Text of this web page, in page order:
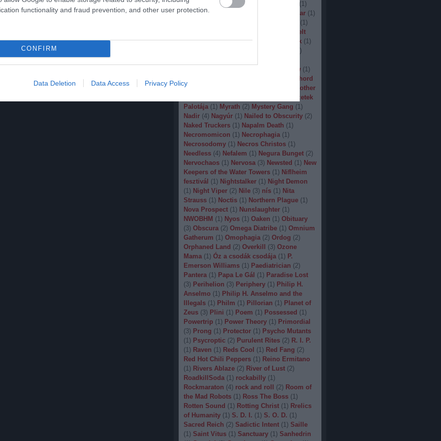
functionality and fraud prevention, and other user protection.
CONFIRM
Data Deletion Data Access Privacy Policy
Malignancy
( Man.Machine.Industry (1)
Manegarm
Manowar (1)
(1)
Melt
Banana (1) Mercyful Fate Merrimack (1)
)
Moonsorrow (1)
Morhord
(1
Mother
Művészetek
Palotája (1) Myrath (2) Mystery Gang (1)
Nadir (4) Nagyúr (1) Nailed to Obscurity (2)
Naked Truckers (1) Napalm Death (1)
Necromomicon (1) Necrophagia (1)
Necrosodomy (1) Necros Christos (1)
Needless (4) Nefalem (1) Negura Bunget (2)
Nervochaos (1) Nervosa (3) Newsted (1) New
Keepers of the Water Towers (1) Niflheim
fesztivál (1) Nightstalker (1) Night Demon
(1) Night Viper (2) Nile (3) nís (1) Nita
Strauss (1) Noctis (1) Northern Plague (1)
Nova Prospect (1) Nunslaughter (1)
NWOBHM (1) Nyos (1) Oaken (1) Obituary
(3) Obscura (2) Omega Diatribe (1) Omnium
Gatherum (1) Omophagia (2) Ordog (2)
Orphaned Land (2) Overkill (3) Ozone
Mama (1) Óz a csodák csodája (1) P.
Emerson Williams (1) Paediatrician (2)
Pantera (1) Papa Le Gál (1) Paradise Lost
(3) Perihelion (3) Periphery (1) Philip H.
Anselmo (1) Philip H. Anselmo and the
Illegals (1) Philm (1) Pillorian (1) Planet of
Zeus (3) Plini (1) Poem (1) Possessed (1)
Powertrip (1) Power Theory (1) Primordial
(3) Prong (1) Protector (1) Psycho Mutants
(1) Psycroptic (2) Purulent Rites (2) R. I. P.
(1) Raven (1) Reds Cool (1) Red Fang (2)
Red Hot Chili Peppers (1) Reino Ermitano
(1) Rivers Ablaze (2) River of Lust (2)
RoadkillSoda (1) rockabilly (1)
Rockmaraton (4) rock and roll (2) Room of
the Mad Robots (1) Ross The Boss (1)
Rotten Sound (1) Rotting Christ (1) Rrelics
of Humanity (1) S. D. I. (1) S. O. D. (1)
Sacred Reich (2) Sadictic Intent (1) Saille
(1) Saint Vitus (1) Sanctuary (1) Sanhedrin